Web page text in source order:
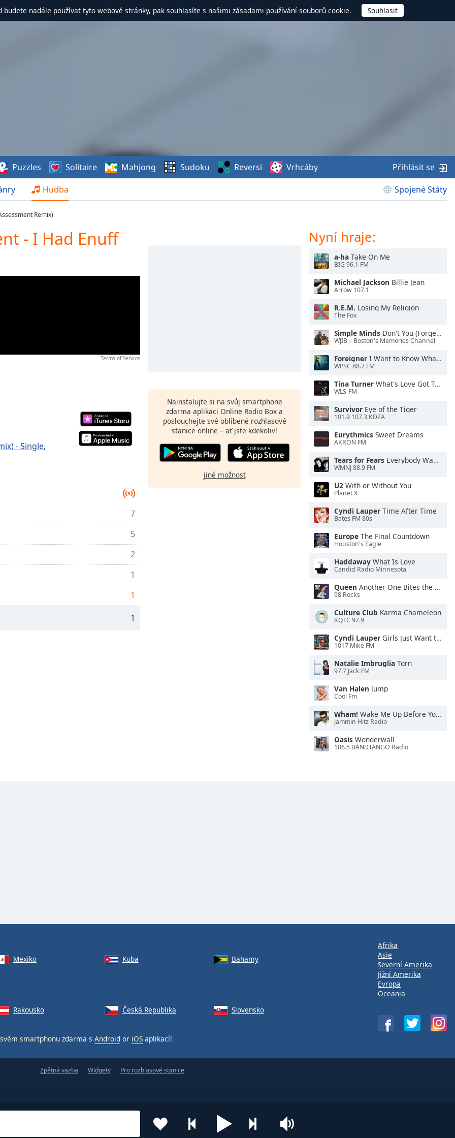
budete nadále používat tyto webové stránky, pak souhlasíte s našimi zásadami používání souborů cookie.
Hudba Spojené Státy
Puzzles Solitaire Mahjong Sudoku Reversi Vrhcáby Přihlásit se
Remix)
- I Had Enuff
Terms of Service
- Single,
7
5
2
1
1
1
Nainstalujte si na svůj smartphone
zdarma aplikaci Online Radio Box a
poslouchejte své oblíbené rozhlasové
stanice online – ať jste kdekoliv!
jiné možnost
Nyní hraje:
a-ha Take On Me
BIG 96.1 FM
Michael Jackson Billie Jean
Arrow 107.1
R.E.M. Losing My Religion
The Fox
Simple Minds Don't You (Forget About Me)
WJIB – Boston's Memories Channel
Foreigner I Want to Know What Love Is
WPSC 88.7 FM
Tina Turner What's Love Got To Do With It
WLS-FM
Survivor Eye of the Tiger
101.9 107.3 KDZA
Eurythmics Sweet Dreams
AKRON FM
Tears for Fears Everybody Wants To Rule the World
WMNJ 88.9 FM
U2 With or Without You
Planet X
Cyndi Lauper Time After Time
Bates FM 80s
Europe The Final Countdown
Houston's Eagle
Haddaway What Is Love
Candid Radio Minnesota
Queen Another One Bites the Dust
98 Rocks
Culture Club Karma Chameleon
KQFC 97.9
Cyndi Lauper Girls Just Want to Have Fun
1017 Mike FM
Natalie Imbruglia Torn
97.7 Jack FM
Van Halen Jump
Cool Fm
Wham! Wake Me Up Before You Go-Go
Jammin Hitz Radio
Oasis Wonderwall
106.5 BANDTANGO Radio
Mexiko Kuba
Bahamy
Rakousko Česká Republika Slovensko
smartphonu zdarma s Android or iOS aplikací!
Afrika
Asie
Severní Amerika
Jižní Amerika
Evropa
Oceania
Zpětná vazba Widgety Pro rozhlasové stanice